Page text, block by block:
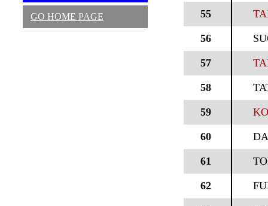
GO HOME PAGE 55
56
57
58
59
60
61
62